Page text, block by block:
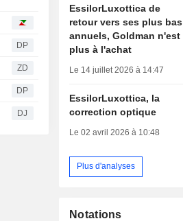
DP
ZD
DP
DJ
EssilorLuxottica de
retour vers ses plus bas
annuels, Goldman n'est
plus à l'achat
Le 14 juillet 2026 à 14:47
EssilorLuxottica, la
correction optique
Le 02 avril 2026 à 10:48
Plus d'analyses
Notations